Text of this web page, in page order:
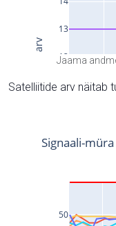
Jaama
Satelliitide arv näitab